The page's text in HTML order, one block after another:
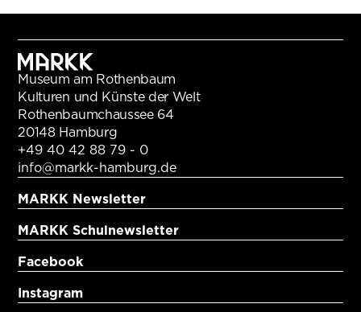
Museum am Rothenbaum
Kulturen und Künste der Welt
Rothenbaumchaussee 64
20148 Hamburg
+49 40 42 88 79 - 0
info@markk-hamburg.de
MARKK Newsletter
MARKK Schulnewsletter
Facebook
Instagram